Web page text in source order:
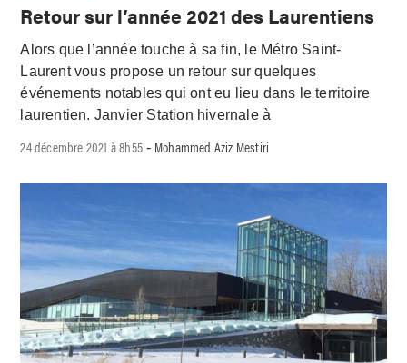
Retour sur l’année 2021 des Laurentiens
Alors que l’année touche à sa fin, le Métro Saint-
Laurent vous propose un retour sur quelques
événements notables qui ont eu lieu dans le territoire
laurentien. Janvier Station hivernale à
24 décembre 2021 à 8h55 - Mohammed Aziz Mestiri